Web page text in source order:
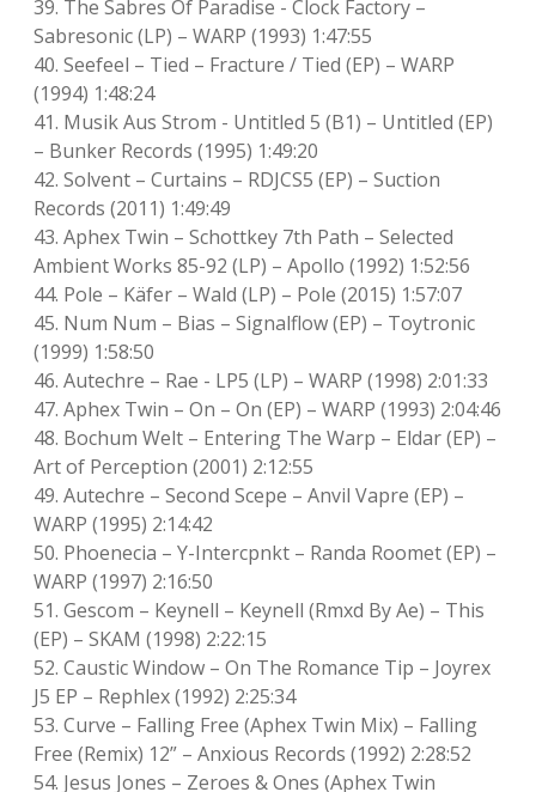
39. The Sabres Of Paradise ‎- Clock Factory –
Sabresonic (LP) – WARP (1993) 1:47:55
40. Seefeel – Tied – Fracture / Tied (EP) – WARP
(1994) 1:48:24
41. Musik Aus Strom ‎- Untitled 5 (B1) – Untitled (EP)
– Bunker Records (1995) 1:49:20
42. Solvent – Curtains – RDJCS5 (EP) – Suction
Records (2011) 1:49:49
43. Aphex Twin – Schottkey 7th Path – Selected
Ambient Works 85-92 (LP) – Apollo (1992) 1:52:56
44. Pole – Käfer – Wald (LP) – Pole (2015) 1:57:07
45. Num Num – Bias – Signalflow (EP) – Toytronic
(1999) 1:58:50
46. Autechre – Rae ‎- LP5 (LP) – WARP (1998) 2:01:33
47. Aphex Twin – On – On (EP) – WARP (1993) 2:04:46
48. Bochum Welt – Entering The Warp – Eldar (EP) –
Art of Perception (2001) 2:12:55
49. Autechre – Second Scepe – Anvil Vapre (EP) –
WARP (1995) 2:14:42
50. Phoenecia – Y-Intercpnkt – Randa Roomet (EP) –
WARP (1997) 2:16:50
51. Gescom – Keynell – Keynell (Rmxd By Ae) – This
(EP) – SKAM (1998) 2:22:15
52. Caustic Window – On The Romance Tip – Joyrex
J5 EP – Rephlex (1992) 2:25:34
53. Curve – Falling Free (Aphex Twin Mix) – Falling
Free (Remix) 12” – Anxious Records ‎(1992) 2:28:52
54. Jesus Jones – Zeroes & Ones (Aphex Twin